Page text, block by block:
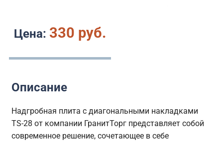
Цена: 330 руб.
Описание
Надгробная плита с диагональными накладками
TS-28 от компании ГранитТорг представляет собой
современное решение, сочетающее в себе